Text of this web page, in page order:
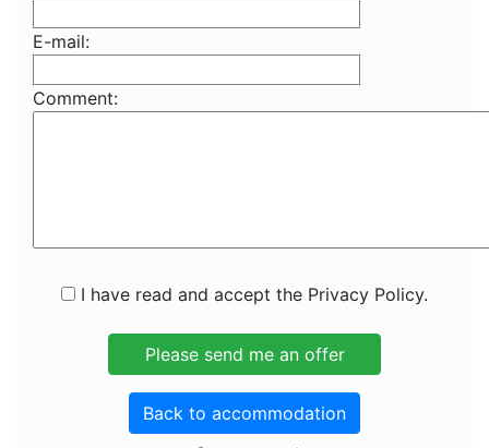
E-mail:
Comment:
I have read and accept the Privacy Policy.
Back to accommodation